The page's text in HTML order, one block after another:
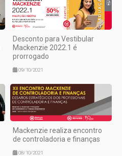
Desconto para Vestibular
Mackenzie 2022.1 é
prorrogado
09/10/2021
Mackenzie realiza encontro
de controladoria e finanças
08/10/2021